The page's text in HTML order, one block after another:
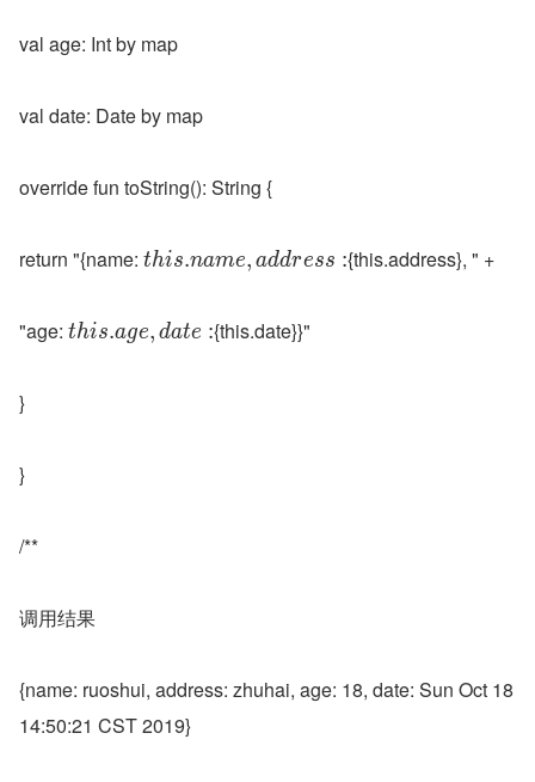
val age: Int by map
val date: Date by map
override fun toString(): String {
return "{name: this.name, address :{this.address}, " +
"age: this.age, date :{this.date}}"
}
}
/**
调用结果
{name: ruoshui, address: zhuhai, age: 18, date: Sun Oct 18
14:50:21 CST 2019}